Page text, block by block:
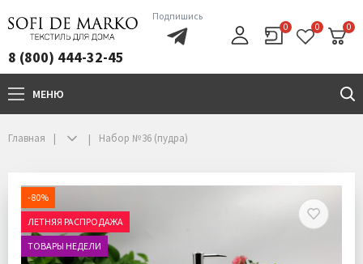
8 (800) 444-32-45
Подпишись
0 0 0
МЕНЮ
Главная Набор №36 (пудра)
-80%
ЛЕТНЯЯ РАСПРОДАЖА
ТОВАРЫ НЕДЕЛИ